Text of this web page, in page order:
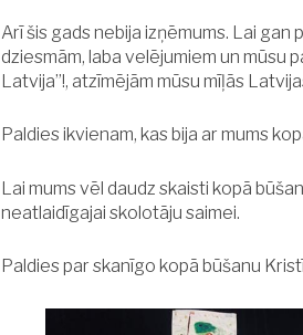
Arī šis gads nebija izņēmums. Lai
dziesmām, laba velējumiem un mūsu
Latvija”!, atzīmējām mūsu mīļās
Paldies ikvienam, kas bija ar mums
Lai mums vēl daudz skaisti kopā
neatlaidīgajai skolotāju saimei.
Paldies par skanīgo kopā būšanu